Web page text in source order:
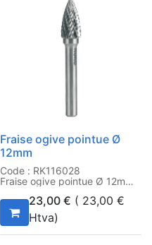
Fraise ogive pointue Ø
12mm
Code : RK116028
Fraise ogive pointue Ø 12mm
23,00€ ( 23,00 €
Htva)